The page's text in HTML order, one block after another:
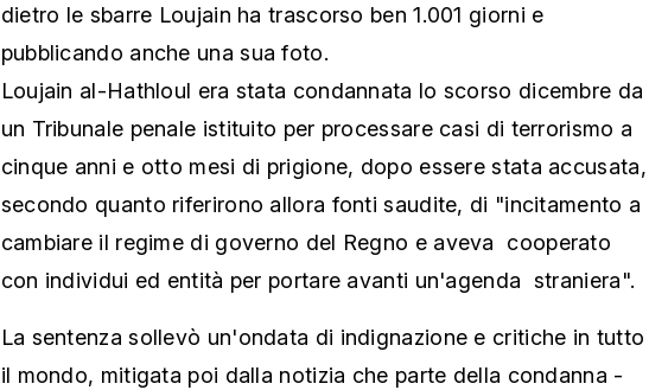
dietro le sbarre Loujain ha trascorso ben 1.001 giorni e
pubblicando anche una sua foto.
Loujain al-Hathloul era stata condannata lo scorso dicembre da
un Tribunale penale istituito per processare casi di terrorismo a
cinque anni e otto mesi di prigione, dopo essere stata accusata,
secondo quanto riferirono allora fonti saudite, di "incitamento a
cambiare il regime di governo del Regno e aveva cooperato
con individui ed entità per portare avanti un'agenda straniera".
La sentenza sollevò un'ondata di indignazione e critiche in tutto
il mondo, mitigata poi dalla notizia che parte della condanna -